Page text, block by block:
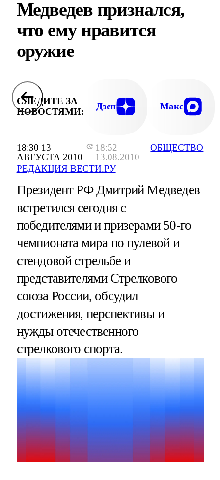
18:30 13
АВГУСТА 2010
18:52
13.08.2010
РЕДАКЦИЯ ВЕСТИ.РУ
ОБЩЕСТВО
Медведев признался,
что ему нравится
оружие
СЛЕДИТЕ ЗА
НОВОСТЯМИ:
Дзен Макс
Президент РФ Дмитрий Медведев
встретился сегодня с
победителями и призерами 50-го
чемпионата мира по пулевой и
стендовой стрельбе и
представителями Стрелкового
союза России, обсудил
достижения, перспективы и
нужды отечественного
стрелкового спорта.